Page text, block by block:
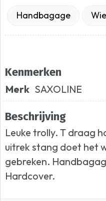
Handbagage
Kenmerken
Merk SAXOLINE
Beschrijving
Leuke trolly. T draag
uitrek stang doet het
gebreken.
Hardcover.